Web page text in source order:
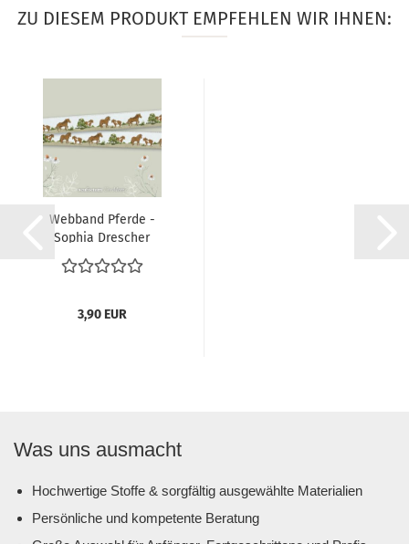
ZU DIESEM PRODUKT EMPFEHLEN WIR IHNEN:
Webband Pferde -
Sophia Drescher
3,90 EUR
Was uns ausmacht
Hochwertige Stoffe & sorgfältig ausgewählte Materialien
Persönliche und kompetente Beratung